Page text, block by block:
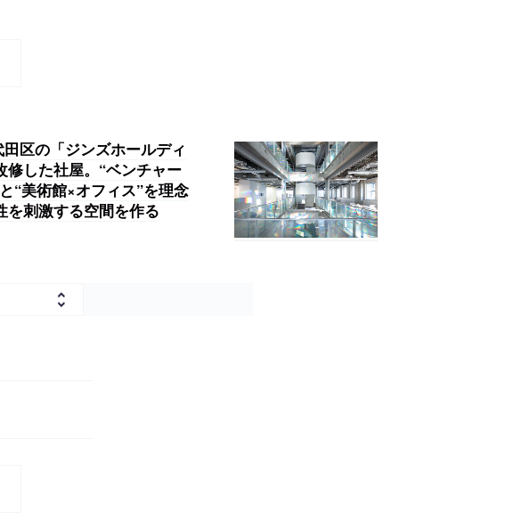
区の「ジンズホールディ
した社屋。“ベンチャー
“美術館×オフィス”を理念
を刺激する空間を作る